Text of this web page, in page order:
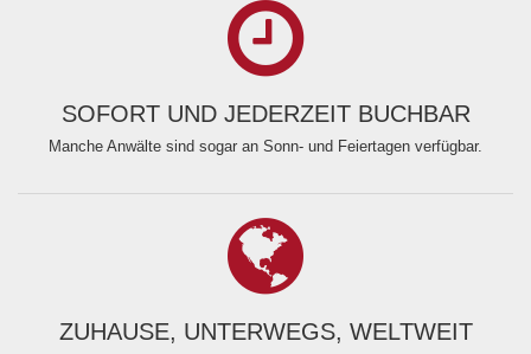
SOFORT UND JEDERZEIT BUCHBAR
Manche Anwälte sind sogar an Sonn- und Feiertagen verfügbar.
ZUHAUSE, UNTERWEGS, WELTWEIT